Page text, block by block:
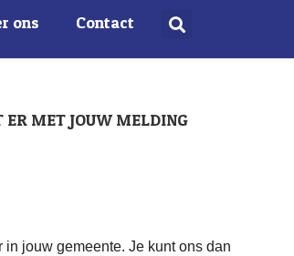
ons Contact
ER MET JOUW MELDING
jouw gemeente. Je kunt ons dan